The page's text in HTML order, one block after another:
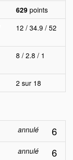
629 points
12 / 34.9 / 52
8 / 2.8 / 1
2 sur 18
annulé 6
annulé 6